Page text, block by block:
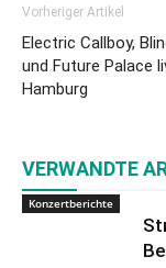
Vorheriger Artikel
Electric Callboy,
und Future Palace
Hamburg
VERWANDTE
Konzertberichte